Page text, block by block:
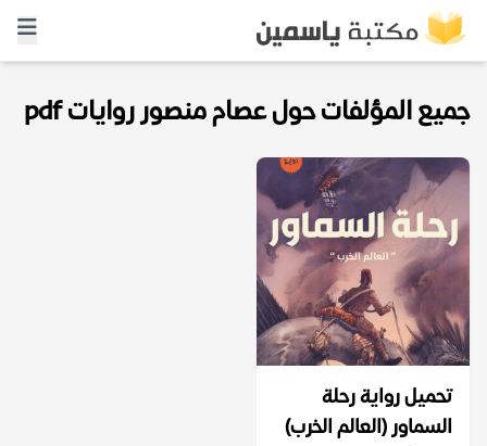
جميع المؤلفات حول عصام منصور روايات pdf
تحميل رواية رحلة
السماور (العالم الخرب)